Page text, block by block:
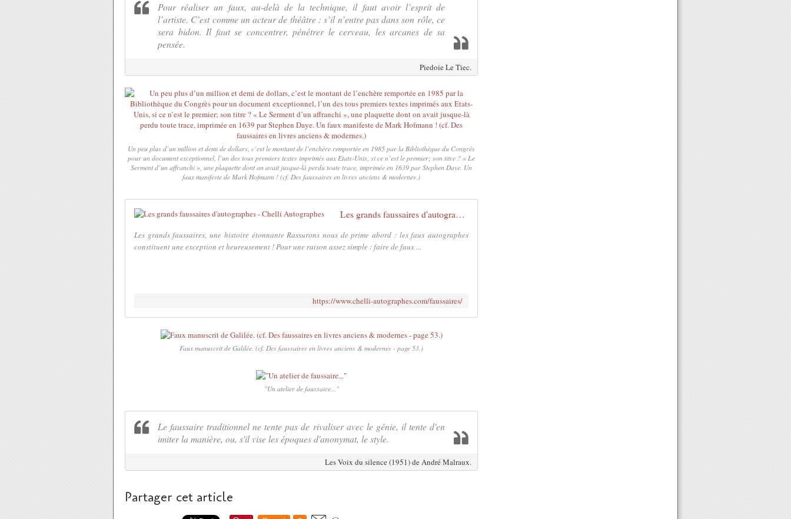
Pour réaliser un faux, au-delà de la technique, il faut avoir l’esprit de
l’artiste. C’est comme un acteur de théâtre : s’il n’entre pas dans son rôle, ce
sera bidon. Il faut se concentrer, pénétrer le cerveau, les arcanes de sa
pensée.
Piedoie Le Tiec.
Un peu plus d’un million et demi de dollars, c’est le montant de l’enchère remportée en 1985 par la Bibliothèque du Congrès
pour un document exceptionnel, l’un des tous premiers textes imprimés aux Etats-Unis, si ce n’est le premier; son titre ? « Le
Serment d’un affranchi », une plaquette dont on avait jusque-là perdu toute trace, imprimée en 1639 par Stephen Daye. Un
faux manifeste de Mark Hofmann ! (cf. Des faussaires en livres anciens & modernes.)
Les grands faussaires d'autographes - Chelli Autographes
Les grands faussaires, une histoire étonnante Rassurons nous de prime abord : les faux autographes
constituent une exception et heureusement ! Pour une raison assez simple : faire de faux ...
https://www.chelli-autographes.com/faussaires/
Faux manuscrit de Galilée. (cf. Des faussaires en livres anciens & modernes - page 53.)
"Un atelier de faussaire..."
Le faussaire traditionnel ne tente pas de rivaliser avec le génie, il tente d'en
imiter la manière, ou, s'il vise les époques d'anonymat, le style.
Les Voix du silence (1951) de André Malraux.
Partager cet article